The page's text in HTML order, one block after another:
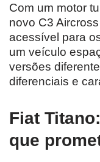
Com um motor
novo C3
acessível para
um veículo
versões
diferenciais e
Fiat
que